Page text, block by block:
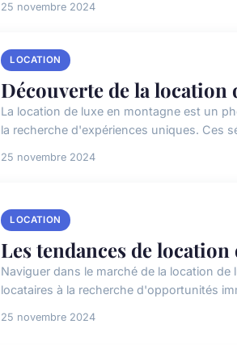
25 novembre 2024
LOCATION
Découverte de la location
La location de luxe en montagne est un
la recherche d'expériences uniques. Ces
25 novembre 2024
LOCATION
Les tendances de
Naviguer dans le marché de la location
locataires à la recherche d'opportunités
25 novembre 2024